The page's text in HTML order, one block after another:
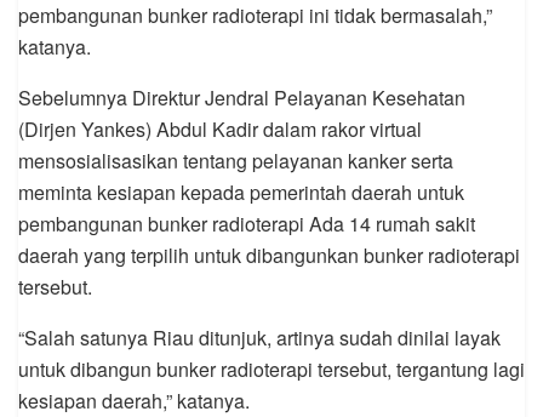
pembangunan bunker radioterapi ini tidak bermasalah,”
katanya.
Sebelumnya Direktur Jendral Pelayanan Kesehatan
(Dirjen Yankes) Abdul Kadir dalam rakor virtual
mensosialisasikan tentang pelayanan kanker serta
meminta kesiapan kepada pemerintah daerah untuk
pembangunan bunker radioterapi Ada 14 rumah sakit
daerah yang terpilih untuk dibangunkan bunker radioterapi
tersebut.
“Salah satunya Riau ditunjuk, artinya sudah dinilai layak
untuk dibangun bunker radioterapi tersebut, tergantung lagi
kesiapan daerah,” katanya.